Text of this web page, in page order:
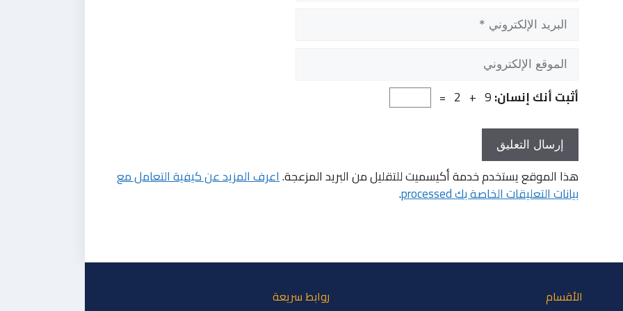
البريد
الإلكتروني
الموقع
الإلكتروني
أثبت أنك إنسان:9 + 2 =
هذا الموقع يستخدم خدمة أكيسميت للتقليل من البريد المزعجة.اعرف المزيد عن كيفية التعامل مع
بيانات التعليقات الخاصة بك processed .
الأقسام روابط سريعة